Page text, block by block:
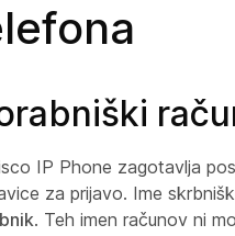
IP Phone zagotavlja
za prijavo. Ime
. Teh imen računov ni